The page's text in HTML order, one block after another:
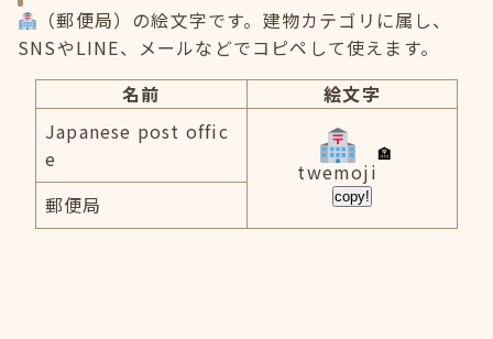
（郵便局）の絵文字です。建物カテゴリに属し、
SNSやLINE、メールなどでコピペして使えます。
名前
絵文字
Japanese post offic
e
twemoji
copy!
郵便局